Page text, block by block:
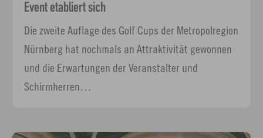
Event etabliert sich
Die zweite Auflage des Golf Cups der Metropolregion
Nürnberg hat nochmals an Attraktivität gewonnen
und die Erwartungen der Veranstalter und
Schirmherren…